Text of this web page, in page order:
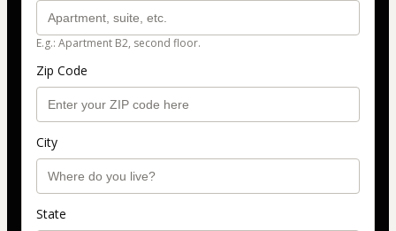
E.g.: Apartment B2, second floor.
Zip Code
City
State